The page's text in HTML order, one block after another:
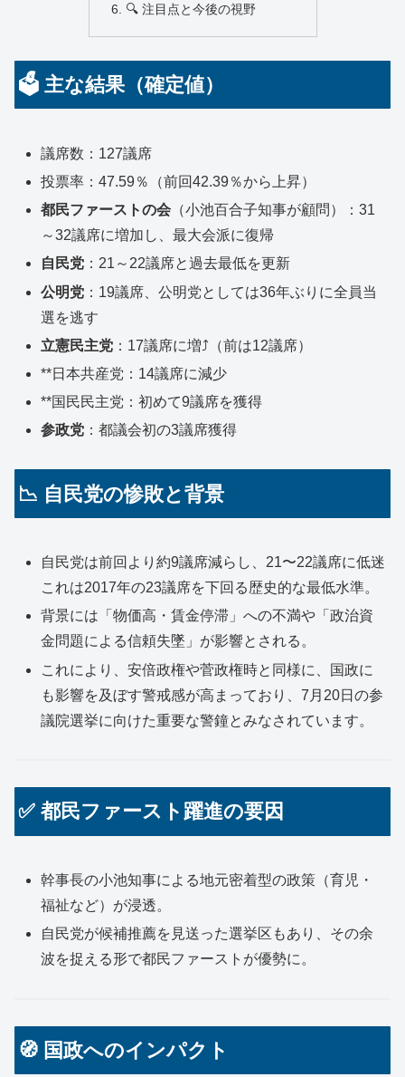
🔍 注目点と今後の視野
🗳️ 主な結果（確定値）
議席数：127議席
投票率：47.59％（前回42.39％から上昇）
都民ファーストの会 （小池百合子知事が顧問）：31
～32議席に増加し、最大会派に復帰
自民党 ：21～22議席と過去最低を更新
公明党 ：19議席、公明党としては36年ぶりに全員当
選を逃す
立憲民主党 ：17議席に増⤴（前は12議席）
**日本共産党：14議席に減少
**国民民主党：初めて9議席を獲得
参政党 ：都議会初の3議席獲得
📉 自民党の惨敗と背景
自民党は前回より約9議席減らし、21〜22議席に低迷
これは2017年の23議席を下回る歴史的な最低水準。
背景には「物価高・賃金停滞」への不満や「政治資
金問題による信頼失墜」が影響とされる。
これにより、安倍政権や菅政権時と同様に、国政に
も影響を及ぼす警戒感が高まっており、7月20日の参
議院選挙に向けた重要な警鐘とみなされています。
✅ 都民ファースト躍進の要因
幹事長の小池知事による地元密着型の政策（育児・
福祉など）が浸透。
自民党が候補推薦を見送った選挙区もあり、その余
波を捉える形で都民ファーストが優勢に。
🧭 国政へのインパクト